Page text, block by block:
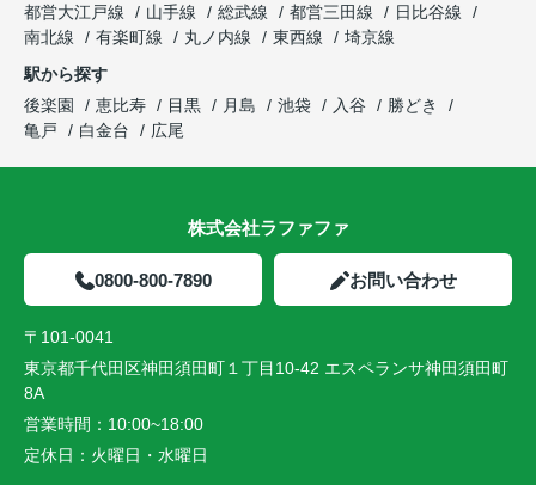
都営大江戸線
山手線 総武線 都営三田線
日比谷線
南北線
有楽町線 丸ノ内線 東西線
埼京線
駅から探す
後楽園
恵比寿 目黒 月島 池袋 入谷
勝どき
亀戸
白金台 広尾
株式会社ラファファ
0800-800-7890 お問い合わせ
〒101-0041
東京都千代田区神田須田町１丁目10-42 エスペランサ神田須田町
8A
営業時間： 10:00~18:00
定休日： 火曜日・水曜日